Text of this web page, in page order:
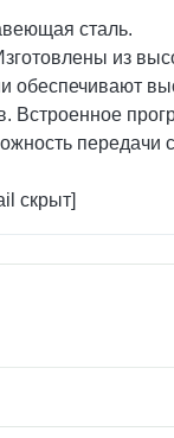
сталь.
из
Встроенное
скрыт]